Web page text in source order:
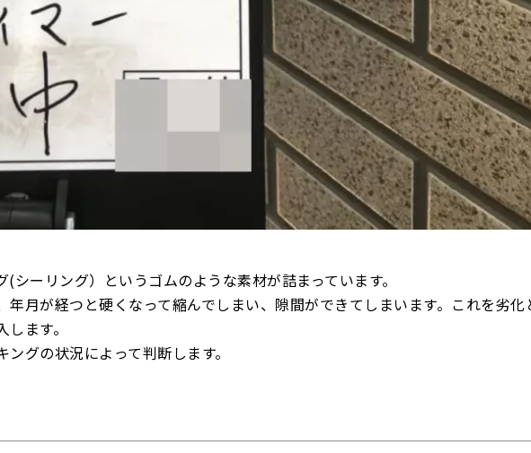
シーリング）というゴムのような素材が詰まっています。
年月が経つと硬くなって縮んでしまい、隙間ができてしまいます。これを劣化
ます。
グの状況によって判断します。